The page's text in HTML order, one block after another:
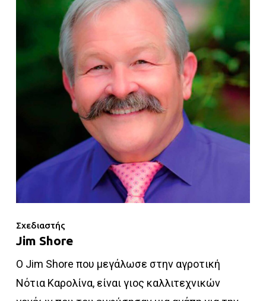
Σχεδιαστής
Jim Shore
Ο Jim Shore που μεγάλωσε στην αγροτική
Νότια Καρολίνα, είναι γιος καλλιτεχνικών